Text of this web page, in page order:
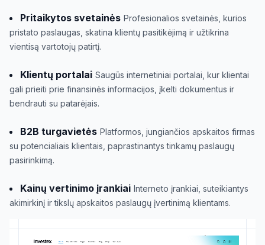
Pritaikytos svetainės Profesionalios svetainės, kurios
pristato paslaugas, skatina klientų pasitikėjimą ir užtikrina
vientisą vartotojų patirtį.
Klientų portalai Saugūs internetiniai portalai, kur klientai
gali prieiti prie finansinės informacijos, įkelti dokumentus ir
bendrauti su patarėjais.
B2B turgavietės Platformos, jungiančios apskaitos firmas
su potencialiais klientais, paprastinantys tinkamų paslaugų
pasirinkimą.
Kainų vertinimo įrankiai Interneto įrankiai, suteikiantys
akimirkinį ir tikslų apskaitos paslaugų įvertinimą klientams.